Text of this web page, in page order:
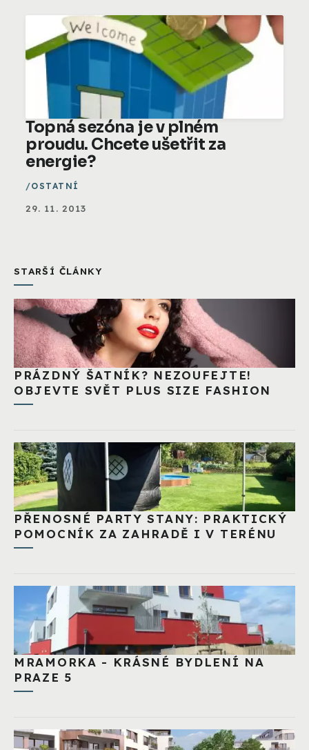
Topná sezóna je v plném
proudu. Chcete ušetřit za
energie?
OSTATNÍ
29. 11. 2013
STARŠÍ ČLÁNKY
PRÁZDNÝ ŠATNÍK? NEZOUFEJTE!
OBJEVTE SVĚT PLUS SIZE FASHION
PŘENOSNÉ PARTY STANY: PRAKTICKÝ
POMOCNÍK ZA ZAHRADĚ I V TERÉNU
MRAMORKA - KRÁSNÉ BYDLENÍ NA
PRAZE 5